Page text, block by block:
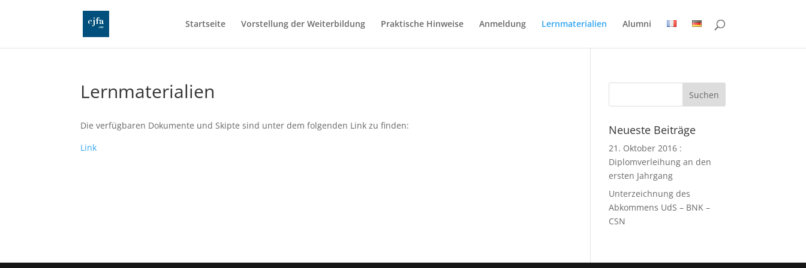
Startseite Vorstellung der Weiterbildung Praktische Hinweise Anmeldung Lernmaterialien Alumni
Lernmaterialien
Die verfügbaren Dokumente und Skipte sind unter dem folgenden Link zu finden:
Link
Neueste Beiträge
21. Oktober 2016 :
Diplomverleihung an den
ersten Jahrgang
Unterzeichnung des
Abkommens UdS – BNK –
CSN